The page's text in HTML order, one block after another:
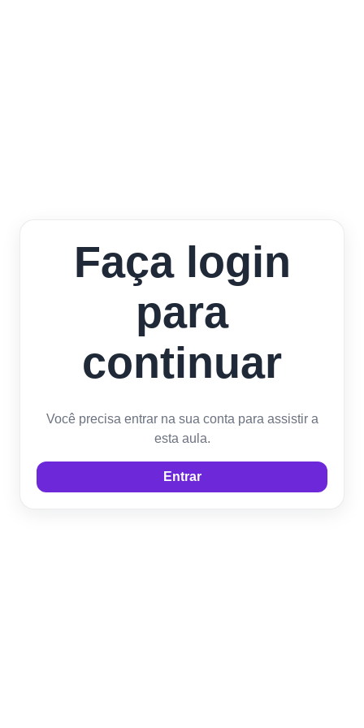
Faça login
para
continuar
Você precisa entrar na sua conta para assistir a
esta aula.
Entrar